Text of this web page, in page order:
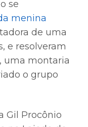
se
menina
de uma
e resolveram
uma montaria
o grupo
Gil Procônio